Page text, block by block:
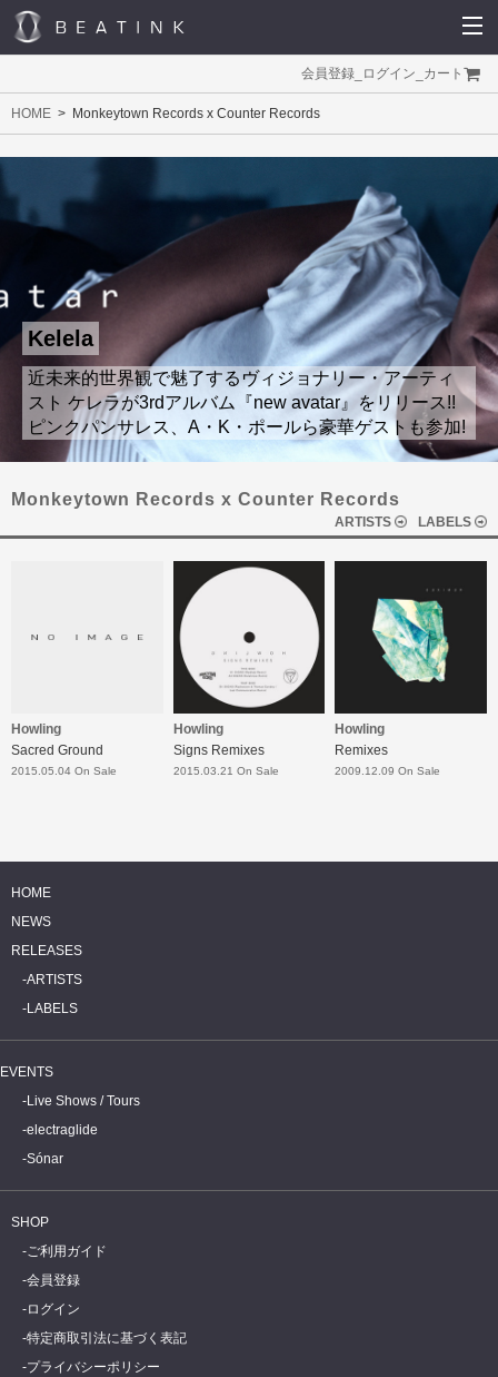
会員登録 ログイン カート
HOME Monkeytown Records x Counter Records
Kelela
近未来的世界観で魅了するヴィジョナリー・アーティ
スト ケレラが3rdアルバム『new avatar』をリリース!!
ピンクパンサレス、A・K・ポールら豪華ゲストも参加!
Monkeytown Records x Counter Records
ARTISTS LABELS
Howling
Sacred Ground
2015.05.04 On Sale
Howling
Signs Remixes
2015.03.21 On Sale
Howling
Remixes
2009.12.09 On Sale
HOME
NEWS
RELEASES
ARTISTS
LABELS
EVENTS
Live Shows / Tours
electraglide
Sónar
SHOP
ご利用ガイド
会員登録
ログイン
特定商取引法に基づく表記
プライバシーポリシー